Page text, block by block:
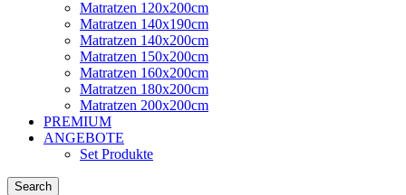
Matratzen 120x200cm
Matratzen 140x190cm
Matratzen 140x200cm
Matratzen 150x200cm
Matratzen 160x200cm
Matratzen 180x200cm
Matratzen 200x200cm
PREMIUM
ANGEBOTE
Set Produkte
Search